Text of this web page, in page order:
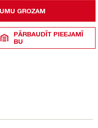
GROZAM
PĀRBAUDĪT PIEEJAMĪ
BU